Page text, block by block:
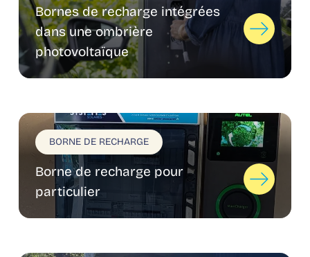
Bornes de recharge intégrées
dans une ombrière
photovoltaïque
BORNE DE RECHARGE
Borne de recharge pour
particulier